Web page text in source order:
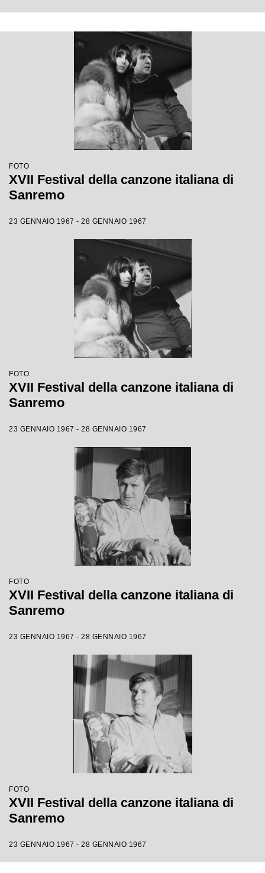
FOTO
XVII Festival della canzone italiana di
Sanremo
23 GENNAIO 1967 - 28 GENNAIO 1967
FOTO
XVII Festival della canzone italiana di
Sanremo
23 GENNAIO 1967 - 28 GENNAIO 1967
FOTO
XVII Festival della canzone italiana di
Sanremo
23 GENNAIO 1967 - 28 GENNAIO 1967
FOTO
XVII Festival della canzone italiana di
Sanremo
23 GENNAIO 1967 - 28 GENNAIO 1967